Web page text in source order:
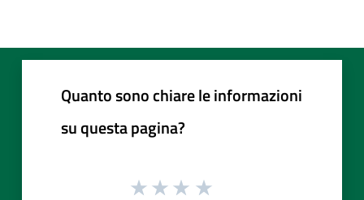
Quanto sono chiare le informazioni
su questa pagina?